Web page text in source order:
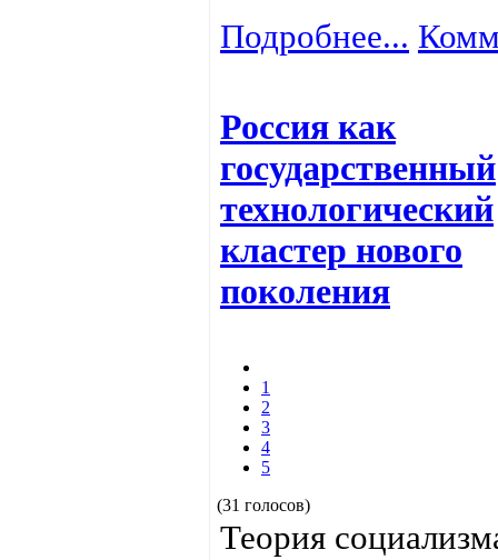
Подробнее...
Россия как
государственный
технологический
кластер нового
поколения
1
2
3
4
5
(31 голосов)
Теория